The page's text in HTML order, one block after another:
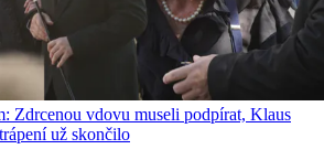
Zdrcenou vdovu museli podpírat, Klaus
už skončilo